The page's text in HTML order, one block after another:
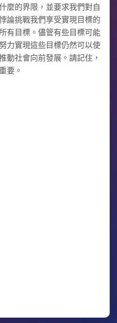
麼的界限，並要求我們對自
論挑戰我們享受實現目標的
有目標。儘管有些目標可能
力實現這些目標仍然可以使
動社會向前發展。請記住，
要。